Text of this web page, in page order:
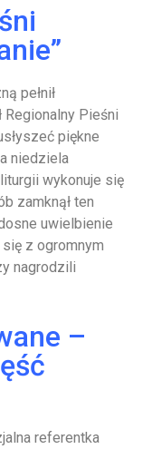
pełnił
Regionalny Pieśni
piękne
niedziela
wykonuje się
zamknął ten
uwielbienie
z ogromnym
nagrodzili
–
referentka